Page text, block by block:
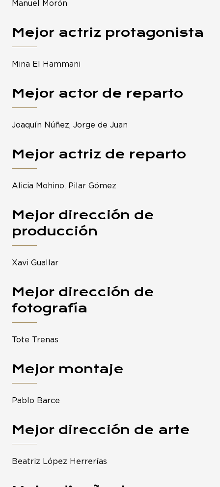
Manuel Morón
Mejor actriz protagonista
Mina El Hammani
Mejor actor de reparto
Joaquín Núñez, Jorge de Juan
Mejor actriz de reparto
Alicia Mohino, Pilar Gómez
Mejor dirección de
producción
Xavi Guallar
Mejor dirección de
fotografía
Tote Trenas
Mejor montaje
Pablo Barce
Mejor dirección de arte
Beatriz López Herrerías